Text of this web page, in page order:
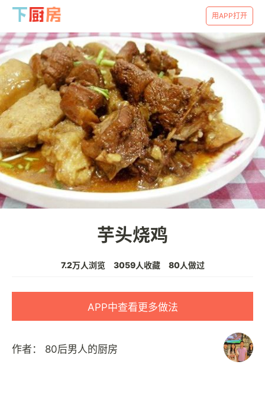
用APP打开
芋头烧鸡
7.2万人浏览 3059人收藏 80人做过
APP中查看更多做法
作者： 80后男人的厨房